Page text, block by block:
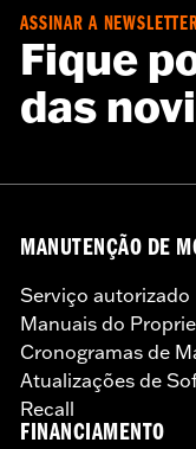
warrantyfor full
ASSINAR A
Fique
das
MANUTENÇÃO DE
Serviço autorizado
Manuais do
Cronogramas de
Atualizações de
Recall
FINANCIAMENTO